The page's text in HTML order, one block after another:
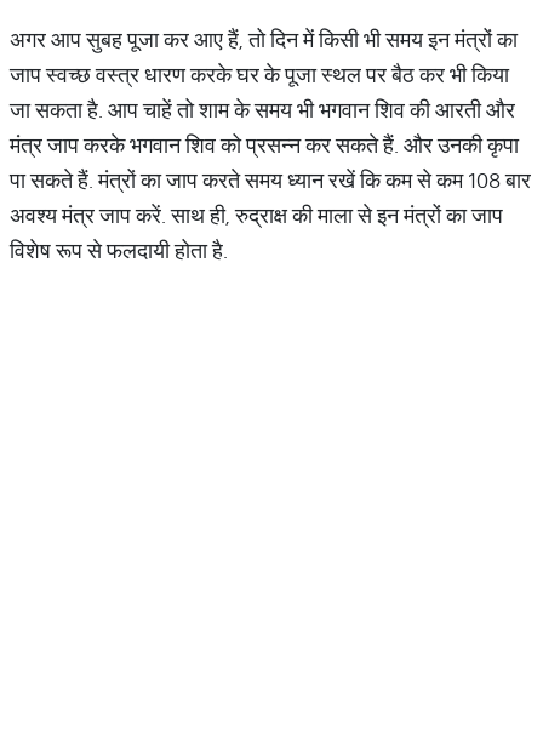
अगर आप सुबह पूजा कर आए हैं, तो दिन में किसी भी समय इन मंत्रों का
जाप स्वच्छ वस्त्र धारण करके घर के पूजा स्थल पर बैठ कर भी किया
जा सकता है. आप चाहें तो शाम के समय भी भगवान शिव की आरती और
मंत्र जाप करके भगवान शिव को प्रसन्न कर सकते हैं. और उनकी कृपा
पा सकते हैं. मंत्रों का जाप करते समय ध्यान रखें कि कम से कम 108 बार
अवश्य मंत्र जाप करें. साथ ही, रुद्राक्ष की माला से इन मंत्रों का जाप
विशेष रूप से फलदायी होता है.